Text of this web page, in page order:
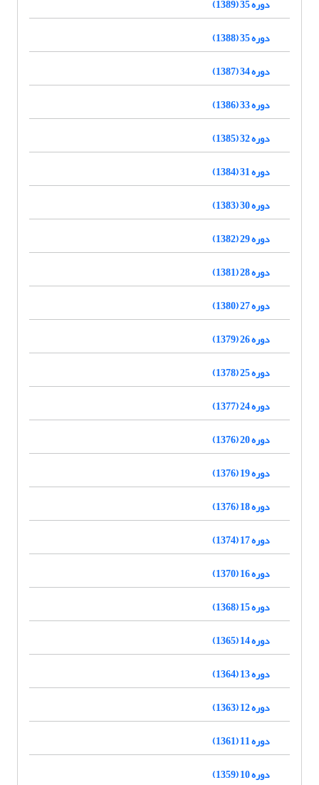
دوره 35 (1389)
دوره 35 (1388)
دوره 34 (1387)
دوره 33 (1386)
دوره 32 (1385)
دوره 31 (1384)
دوره 30 (1383)
دوره 29 (1382)
دوره 28 (1381)
دوره 27 (1380)
دوره 26 (1379)
دوره 25 (1378)
دوره 24 (1377)
دوره 20 (1376)
دوره 19 (1376)
دوره 18 (1376)
دوره 17 (1374)
دوره 16 (1370)
دوره 15 (1368)
دوره 14 (1365)
دوره 13 (1364)
دوره 12 (1363)
دوره 11 (1361)
دوره 10 (1359)